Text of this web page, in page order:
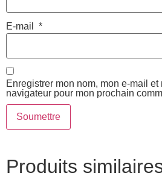
E-mail *
Enregistrer mon nom, mon e-mail
navigateur pour mon prochain
Produits